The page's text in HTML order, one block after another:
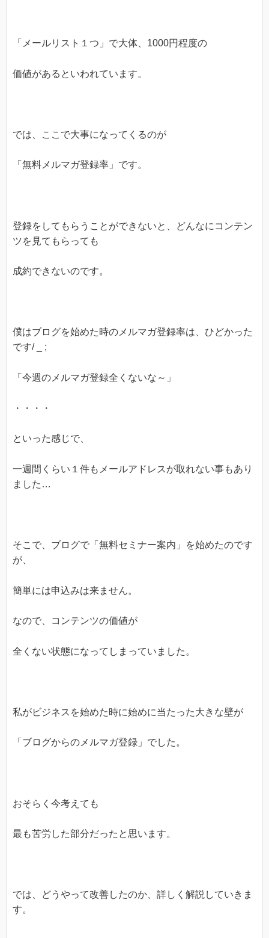
「メールリスト１つ」で大体、1000円程度の
価値があるといわれています。
では、ここで大事になってくるのが
「無料メルマガ登録率」です。
登録をしてもらうことができないと、どんなにコンテン
ツを見てもらっても
成約できないのです。
僕はブログを始めた時のメルマガ登録率は、ひどかった
です/ _ ;
「今週のメルマガ登録全くないな～」
・・・・
といった感じで、
一週間くらい１件もメールアドレスが取れない事もあり
ました…
そこで、ブログで「無料セミナー案内」を始めたのです
が、
簡単には申込みは来ません。
なので、コンテンツの価値が
全くない状態になってしまっていました。
私がビジネスを始めた時に始めに当たった大きな壁が
「ブログからのメルマガ登録」でした。
おそらく今考えても
最も苦労した部分だったと思います。
では、どうやって改善したのか、詳しく解説していきま
す。